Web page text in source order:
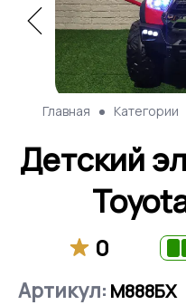
Главная Категории
Детский
0
Артикул: М888БХ